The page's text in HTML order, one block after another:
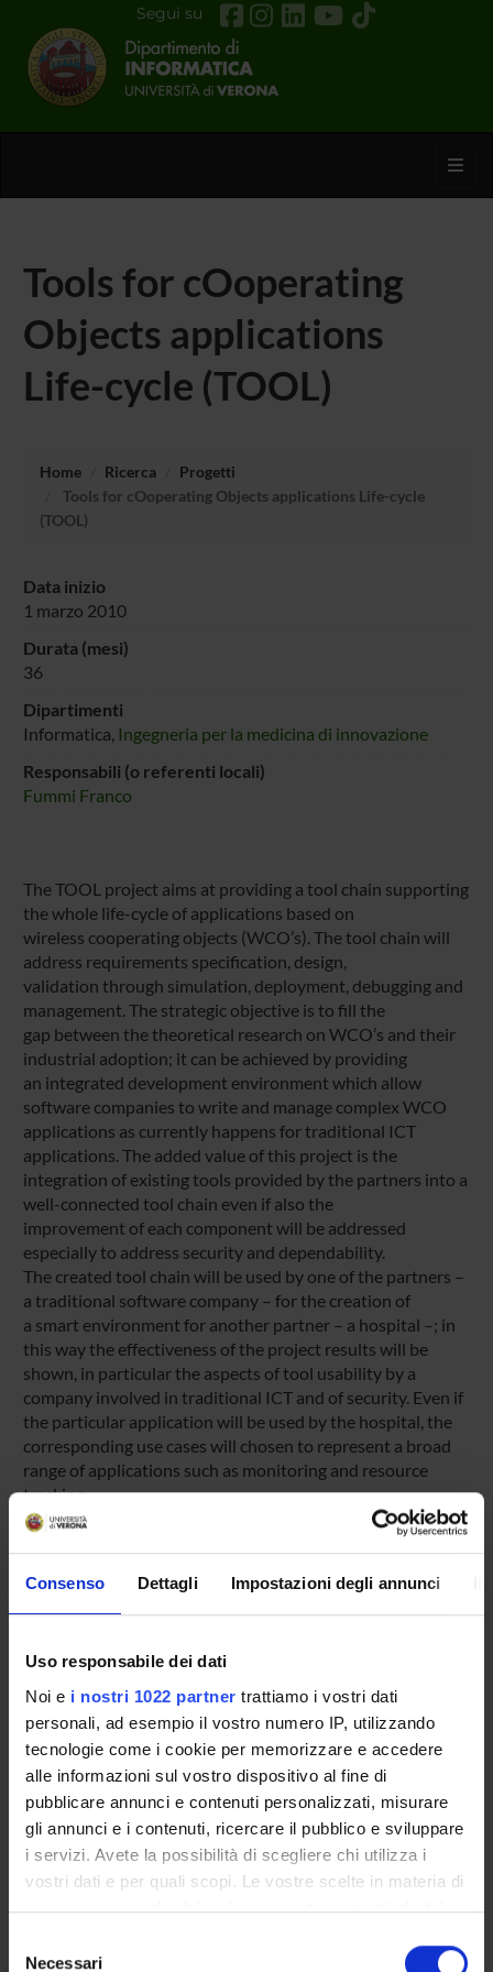
Consenso Dettagli Impostazioni degli annunci
Uso responsabile dei dati
Noi e i nostri 1022 partner trattiamo i vostri dati
personali, ad esempio il vostro numero IP, utilizzando
tecnologie come i cookie per memorizzare e accedere
alle informazioni sul vostro dispositivo al fine di
pubblicare annunci e contenuti personalizzati, misurare
gli annunci e i contenuti, ricercare il pubblico e sviluppare
i servizi. Avete la possibilità di scegliere chi utilizza i
vostri dati e per quali scopi. Le vostre scelte in materia di
privacy sono applicabili solo su questa proprietà digitale
modificare o revocare il proprio consenso in qualsiasi
delNecessari
Segui su
Tools for cOoperating
Objects applications
Life-cycle (TOOL)
Home Ricerca
Progetti
Tools for cOoperating Objects applications Life-cycle
(TOOL)
Data inizio
1 marzo 2010
Durata (mesi)
36
Dipartimenti
Informatica, Ingegneria per la medicina di innovazione
Responsabili (o referenti locali)
Fummi Franco
The TOOL project aims at providing a tool chain supporting
the whole life-cycle of applications based on
wireless cooperating objects (WCO’s). The tool chain will
address requirements specification, design,
validation through simulation, deployment, debugging and
management. The strategic objective is to fill the
gap between the theoretical research on WCO’s and their
industrial adoption; it can be achieved by providing
an integrated development environment which allow
software companies to write and manage complex WCO
applications as currently happens for traditional ICT
applications. The added value of this project is the
integration of existing tools provided by the partners into a
well-connected tool chain even if also the
improvement of each component will be addressed
especially to address security and dependability.
The created tool chain will be used by one of the partners –
a traditional software company – for the creation of
a smart environment for another partner – a hospital –; in
this way the effectiveness of the project results will be
shown, in particular the aspects of tool usability by a
company involved in traditional ICT and of security. Even if
the particular application will be used by the hospital, the
corresponding use cases will chosen to represent a broad
range of applications such as monitoring and resource
tracking.
7PQ VALUTATI POSITIVAMENTE
Programma:EUROPA - Progetti Europei
PARTECIPANTI AL PROGETTO
Damiano Carra
Professore ordinario
Franco Fummi
Professore ordinario
Professore associato